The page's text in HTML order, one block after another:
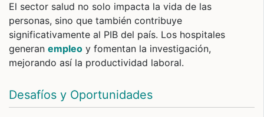
El sector salud no solo impacta la vida de las
personas, sino que también contribuye
significativamente al PIB del país. Los hospitales
generan empleo y fomentan la investigación,
mejorando así la productividad laboral.
Desafíos y Oportunidades